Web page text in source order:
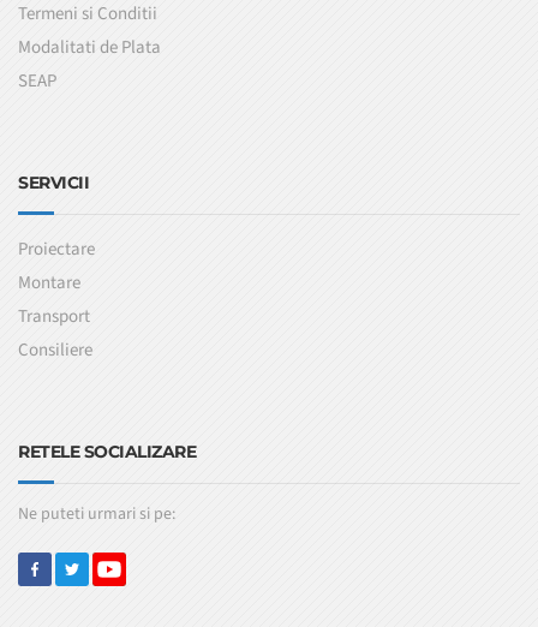
Termeni si Conditii
Modalitati de Plata
SEAP
SERVICII
Proiectare
Montare
Transport
Consiliere
RETELE SOCIALIZARE
Ne puteti urmari si pe: